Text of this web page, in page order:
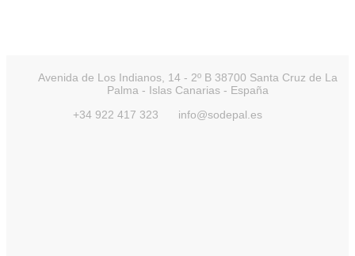
Avenida de Los Indianos, 14 - 2º B 38700 Santa Cruz de La
Palma - Islas Canarias - España
+34 922 417 323
info@sodepal.es